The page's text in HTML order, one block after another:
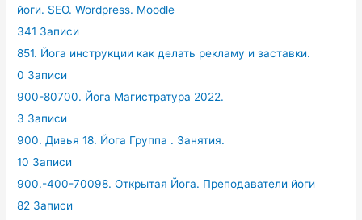
йоги. SEO. Wordpress. Moodle
341 Записи
851. Йога инструкции как делать рекламу и заставки.
0 Записи
900-80700. Йога Магистратура 2022.
3 Записи
900. Дивья 18. Йога Группа . Занятия.
10 Записи
900.-400-70098. Открытая Йога. Преподаватели йоги
82 Записи